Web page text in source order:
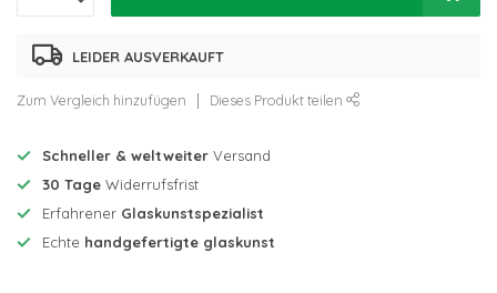
LEIDER AUSVERKAUFT
Zum Vergleich hinzufügen Dieses Produkt teilen
Schneller & weltweiter Versand
30 Tage Widerrufsfrist
Erfahrener Glaskunstspezialist
Echte handgefertigte glaskunst